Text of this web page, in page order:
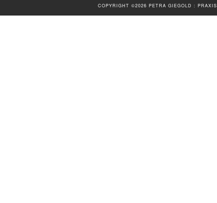
COPYRIGHT ©2026 PETRA GIEGOLD :